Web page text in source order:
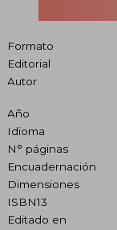
Formato
Editorial
Autor
Año
Idioma
N° páginas
Encuadernación
Dimensiones
ISBN13
Editado en